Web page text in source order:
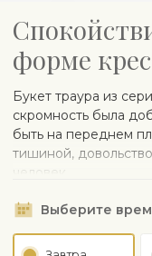
форме
Букет траура из
скромность была
быть на переднем
тишиной,
человек.
Выберите